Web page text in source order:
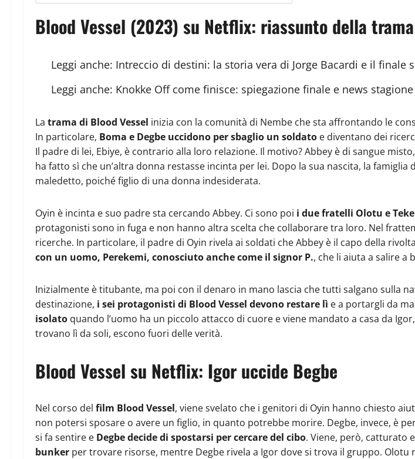
Blood Vessel (2023) su Netflix: riassunto della trama
Leggi anche: Intreccio di destini: la storia vera di Jorge Bacardi e il finale
Leggi anche: Knokke Off come finisce: spiegazione finale e news
La trama di Blood Vessel inizia con la comunità di Nembe che sta affrontando le
In particolare, Boma e Degbe uccidono per sbaglio un soldato e diventano dei
Il padre di lei, Ebiye, è contrario alla loro relazione. Il motivo? Abbey è di sangue
ha fatto sì che un’altra donna restasse incinta per lei. Dopo la sua nascita, la
maledetto, poiché figlio di una donna indesiderata.
Oyin è incinta e suo padre sta cercando Abbey. Ci sono poi i due fratelli Olotu e
protagonisti sono in fuga e non hanno altra scelta che collaborare tra loro. Nel
ricerche. In particolare, il padre di Oyin rivela ai soldati che Abbey è il capo della
con un uomo, Perekemi, conosciuto anche come il signor P., che li aiuta a salire a
Inizialmente è titubante, ma poi con il denaro in mano lascia che tutti salgano sulla
destinazione, i sei protagonisti di Blood Vessel devono restare lì e a portargli da
isolato quando l’uomo ha un piccolo attacco di cuore e viene mandato a casa da
trovano lì da soli, escono fuori delle verità.
Blood Vessel su Netflix: Igor uccide Begbe
Nel corso del film Blood Vessel, viene svelato che i genitori di Oyin hanno chiesto
non potersi sposare o avere un figlio, in quanto potrebbe morire. Degbe, invece, è
si fa sentire e Degbe decide di spostarsi per cercare del cibo. Viene, però, catturato
bunker per trovare risorse, mentre Degbe rivela a Igor dove si trova il gruppo.